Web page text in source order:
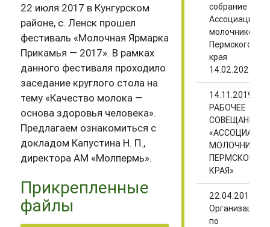
22 июля 2017 в Кунгурском
районе, с. Ленск прошел
фестиваль «Молочная Ярмарка
Прикамья — 2017». В рамках
данного фестиваля проходило
заседание круглого стола на
тему «Качество молока —
основа здоровья человека».
Предлагаем ознакомиться с
докладом Капустина Н. П.,
директора АМ «Молпермь».
Прикрепленные
файлы
собрание
Ассоциации
молочников
Пермского
края
14.02.2023
14.11.2019
РАБОЧЕЕ
СОВЕЩАНИЕ
«АССОЦИАЦИИ
МОЛОЧНИКОВ
ПЕРМСКОГО
КРАЯ»
22.04.2019
Организации
по